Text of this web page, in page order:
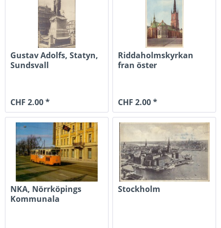
Gustav Adolfs, Statyn,
Sundsvall
CHF 2.00 *
Riddaholmskyrkan
fran öster
CHF 2.00 *
NKA, Nörrköpings
Kommunala
Stockholm